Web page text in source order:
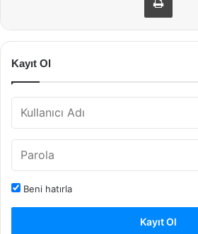
Kayıt Ol
Beni hatırla
Kayıt Ol